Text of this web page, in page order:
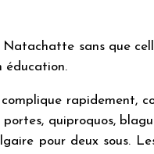
sans que
éducation.
rapidement,
quiproquos,
pour deux sous.